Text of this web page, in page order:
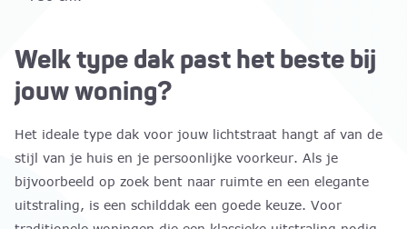
Welk type dak past het beste bij
jouw woning?
Het ideale type dak voor jouw lichtstraat hangt af van de
stijl van je huis en je persoonlijke voorkeur. Als je
bijvoorbeeld op zoek bent naar ruimte en een elegante
uitstraling, is een schilddak een goede keuze. Voor